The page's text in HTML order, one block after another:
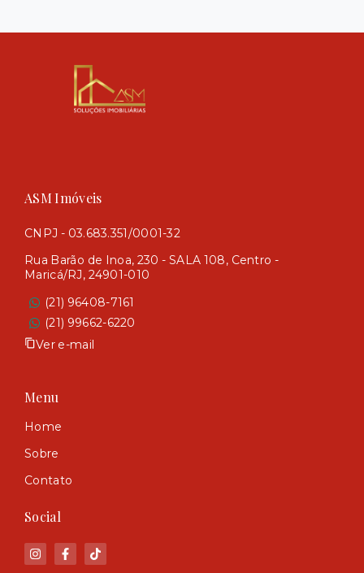
ASM Imóveis
CNPJ - 03.683.351/0001-32
Rua Barão de Inoa, 230 - SALA 108, Centro -
Maricá/RJ, 24901-010
(21) 96408-7161
(21) 99662-6220
Ver e-mail
Menu
Home
Sobre
Contato
Social